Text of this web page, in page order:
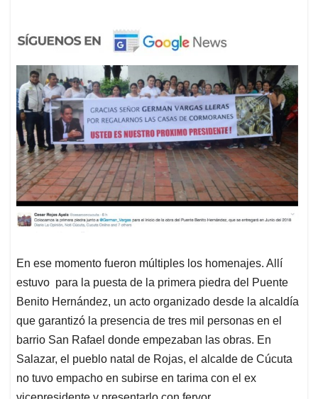
En ese momento fueron múltiples los homenajes. Allí
estuvo para la puesta de la primera piedra del Puente
Benito Hernández, un acto organizado desde la alcaldía
que garantizó la presencia de tres mil personas en el
barrio San Rafael donde empezaban las obras. En
Salazar, el pueblo natal de Rojas, el alcalde de Cúcuta
no tuvo empacho en subirse en tarima con el ex